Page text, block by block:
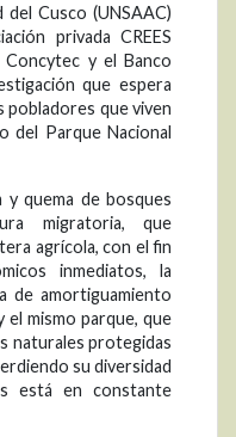
Cusco (UNSAAC)
privada CREES
y el Banco
que espera
pobladores que viven
del Parque Nacional
y quema de bosques
migratoria, que
agrícola, con el fin
inmediatos, la
de amortiguamiento
el mismo parque, que
naturales protegidas
su diversidad
está en constante